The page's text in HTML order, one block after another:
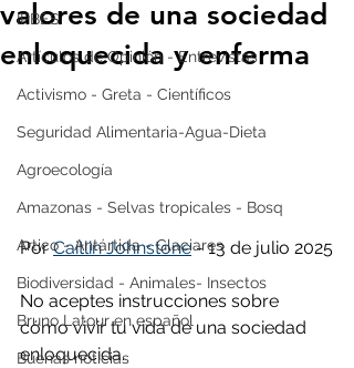
IPBES
Artículos de Opinión - Entrevistas
Activismo - Greta - Científicos
Seguridad Alimentaria-Agua-Dieta
Agroecología
Amazonas - Selvas tropicales - Bosq
Artico - Antártida - Glaciares
Biodiversidad - Animales- Insectos
Bruno Latour en español
Buenas noticias
valores de una sociedad
enloquecida y enferma
Por Caitlin Johnstone - 13 de julio 2025
No aceptes instrucciones sobre
cómo vivir tu vida de una sociedad
enloquecida.